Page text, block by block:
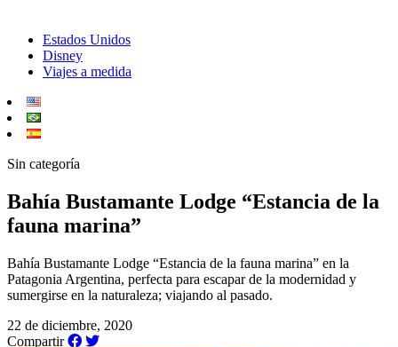
Estados Unidos
Disney
Viajes a medida
Sin categoría
Bahía Bustamante Lodge “Estancia de la
fauna marina”
Bahía Bustamante Lodge “Estancia de la fauna marina” en la
Patagonia Argentina, perfecta para escapar de la modernidad y
sumergirse en la naturaleza; viajando al pasado.
22 de diciembre, 2020
Compartir